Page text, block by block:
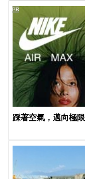
踩著空氣，邁向極
PR